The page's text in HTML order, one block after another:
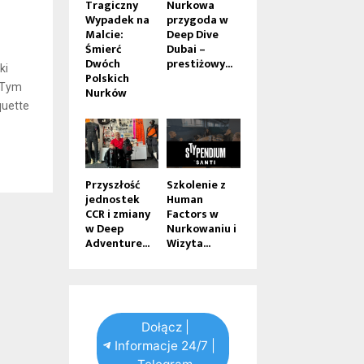
Tragiczny
Wypadek na
Malcie:
Śmierć
Dwóch
Polskich
Nurków
Nurkowa
przygoda w
Deep Dive
Dubai –
prestiżowy...
Przyszłość
jednostek
CCR i zmiany
w Deep
Adventure...
Szkolenie z
Human
Factors w
Nurkowaniu i
Wizyta...
Dołącz |
Informacje 24/7 |